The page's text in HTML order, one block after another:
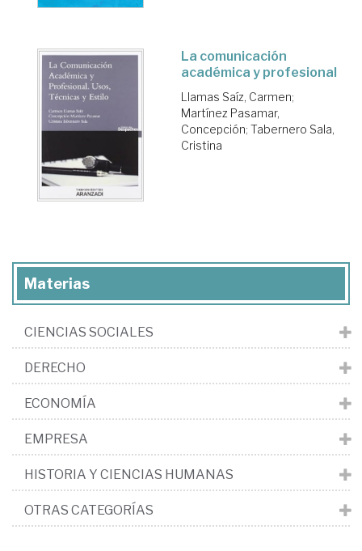
La comunicación
académica y profesional
Llamas Saíz, Carmen;
Martínez Pasamar,
Concepción; Tabernero Sala,
Cristina
Materias
CIENCIAS SOCIALES
DERECHO
ECONOMÍA
EMPRESA
HISTORIA Y CIENCIAS HUMANAS
OTRAS CATEGORÍAS